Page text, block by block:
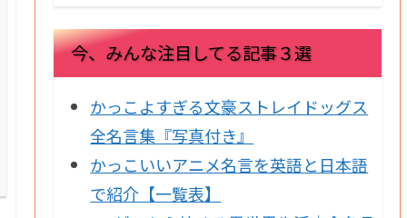
今、みんな注目してる記事３選
かっこよすぎる文豪ストレイドッグス
全名言集『写真付き』
かっこいいアニメ名言を英語と日本語
で紹介【一覧表】